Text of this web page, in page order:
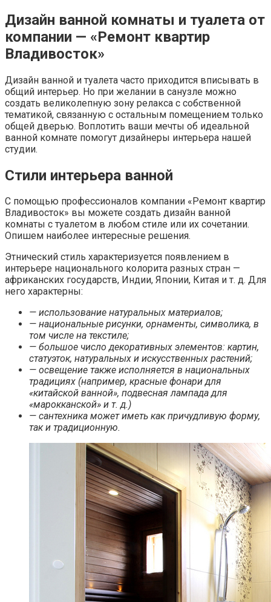
Дизайн ванной комнаты и туалета от
компании — «Ремонт квартир
Владивосток»
Дизайн ванной и туалета часто приходится вписывать в
общий интерьер. Но при желании в санузле можно
создать великолепную зону релакса с собственной
тематикой, связанную с остальным помещением только
общей дверью. Воплотить ваши мечты об идеальной
ванной комнате помогут дизайнеры интерьера нашей
студии.
Стили интерьера ванной
С помощью профессионалов компании «Ремонт квартир
Владивосток» вы можете создать дизайн ванной
комнаты с туалетом в любом стиле или их сочетании.
Опишем наиболее интересные решения.
Этнический стиль характеризуется появлением в
интерьере национального колорита разных стран —
африканских государств, Индии, Японии, Китая и т. д. Для
него характерны:
— использование натуральных материалов;
— национальные рисунки, орнаменты, символика, в
том числе на текстиле;
— большое число декоративных элементов: картин,
статуэток, натуральных и искусственных растений;
— освещение также исполняется в национальных
традициях (например, красные фонари для
«китайской ванной», подвесная лампада для
«марокканской» и т. д.)
— сантехника может иметь как причудливую форму,
так и традиционную.